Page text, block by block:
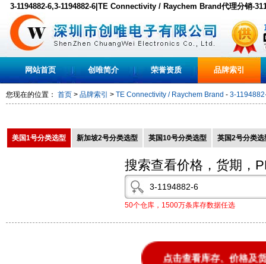
3-1194882-6,3-1194882-6|TE Connectivity / Raychem Brand代理分销-
装现货,PDF下载
网站首页 创唯简介 荣誉资质 品牌索引
您现在的位置： 首页 > 品牌索引 > TE Connectivity / Raychem Brand - 3-
美国1号分类选型 新加坡2号分类选型 英国10号分类选型 英国2号分类选
搜索查看价格，货期，
50个仓库，1500万条库存数据任选
点击查看库存、价格及